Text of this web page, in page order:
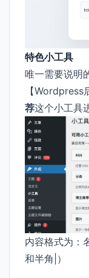
特色小工具
唯一需要说明
【
荐这个小工具
内容格式为：
和半角|）